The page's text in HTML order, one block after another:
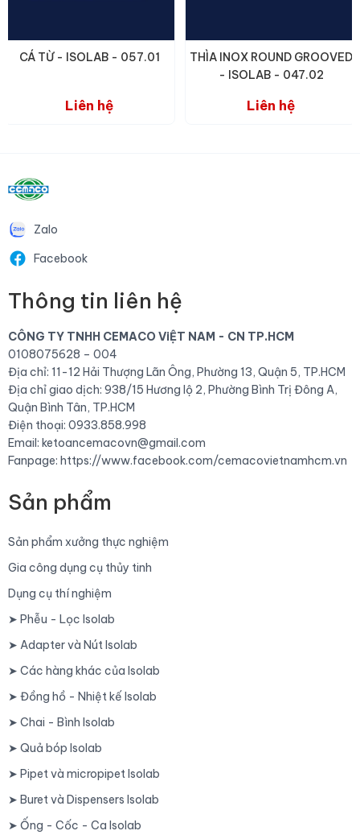
CÁ TỪ - ISOLAB - 057.01
Liên hệ
THÌA INOX ROUND GROOVED
- ISOLAB - 047.02
Liên hệ
Zalo
Facebook
Thông tin liên hệ
CÔNG TY TNHH CEMACO ViỆT NAM - CN TP.HCM
0108075628 – 004
Địa chỉ: 11-12 Hải Thượng Lãn Ông, Phường 13, Quận 5, TP.HCM
Địa chỉ giao dịch: 938/15 Hương lộ 2, Phường Bình Trị Đông A,
Quận Bình Tân, TP.HCM
Điện thoại: 0933.858.998
Email: ketoancemacovn@gmail.com
Fanpage: https://www.facebook.com/cemacovietnamhcm.vn
Sản phẩm
Sản phẩm xưởng thực nghiệm
Gia công dụng cụ thủy tinh
Dụng cụ thí nghiệm
➤ Phễu - Lọc Isolab
➤ Adapter và Nút Isolab
➤ Các hàng khác của Isolab
➤ Đồng hồ - Nhiệt kế Isolab
➤ Chai - Bình Isolab
➤ Quả bóp Isolab
➤ Pipet và micropipet Isolab
➤ Buret và Dispensers Isolab
➤ Ống - Cốc - Ca Isolab